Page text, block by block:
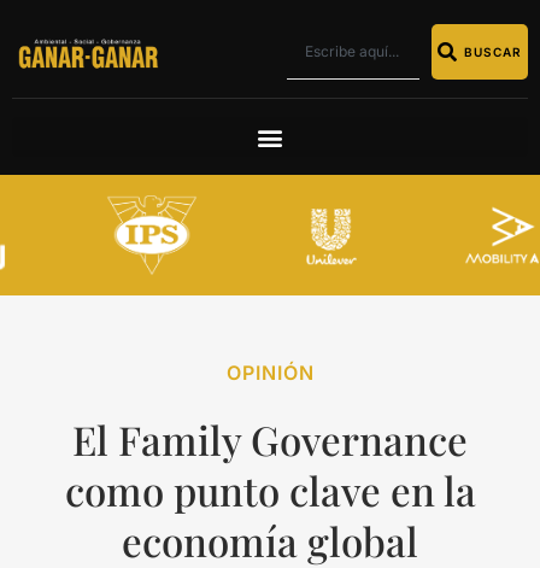
BUSCAR
OPINIÓN
El Family Governance
como punto clave en la
economía global